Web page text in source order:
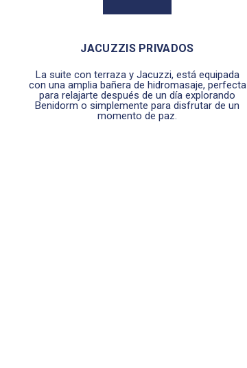
JACUZZIS PRIVADOS
La suite con terraza y Jacuzzi, está equipada
con una amplia bañera de hidromasaje, perfecta
para relajarte después de un día explorando
Benidorm o simplemente para disfrutar de un
momento de paz.